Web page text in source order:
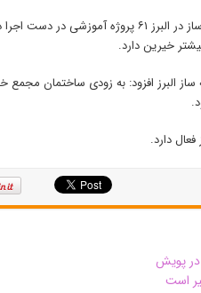
وی گفت: اکنون خیرین مدرسه ساز در البرز ۶۱
خیرین دارد.
البرز افزود: به زودی ساختمان مجمع
پویش
است